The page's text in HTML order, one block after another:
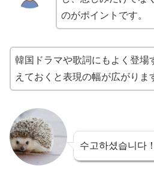
のがポイントです。
韓国ドラマや歌詞にもよく登場
えておくと表現の幅が広がりま
수고하셨습니다！